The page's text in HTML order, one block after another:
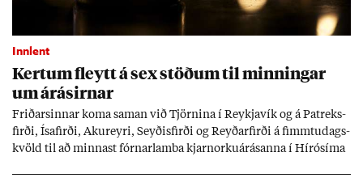
Innlent
Kert­um fleytt á sex stöð­um til minn­ing­ar
um árás­irn­ar
Frið­arsinn­ar koma sam­an við Tjörn­ina í Reykja­vík og á Pat­reks­
firði, Ísa­firði, Ak­ur­eyri, Seyð­is­firði og Reyð­ar­firði á fimmtu­dags­
kvöld til að minn­ast fórn­ar­lamba kjarn­orku­árás­anna í Hírósíma